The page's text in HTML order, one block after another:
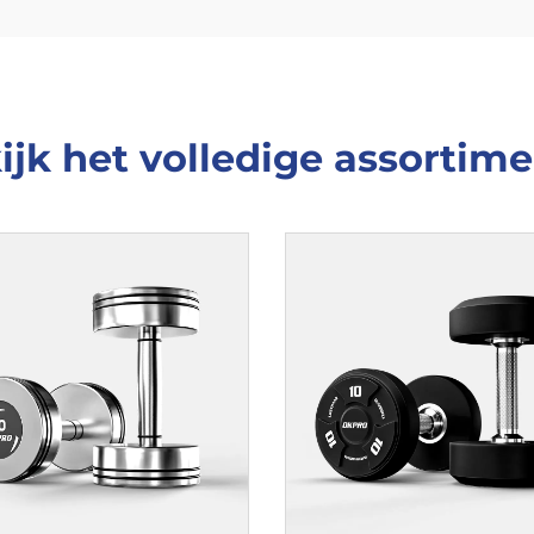
het volledige